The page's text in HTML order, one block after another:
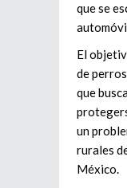
que se
El
de
que
un
rurales
México.